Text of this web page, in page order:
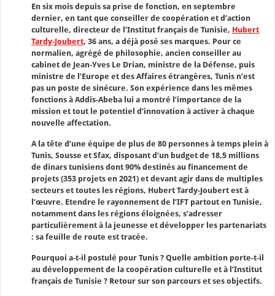
En six mois depuis sa prise de fonction, en septembre
dernier, en tant que conseiller de coopération et d’action
culturelle, directeur de l’Institut français de Tunisie, Hubert
Tardy-Joubert, 36 ans, a déjà posé ses marques. Pour ce
normalien, agrégé de philosophie, ancien conseiller au
cabinet de Jean-Yves Le Drian, ministre de la Défense, puis
ministre de l’Europe et des Affaires étrangères, Tunis n’est
pas un poste de sinécure. Son expérience dans les mêmes
fonctions à Addis-Abeba lui a montré l’importance de la
mission et tout le potentiel d’innovation à activer à chaque
nouvelle affectation.
A la tête d’une équipe de plus de 80 personnes à temps plein à
Tunis, Sousse et Sfax, disposant d’un budget de 18,5 millions
de dinars tunisiens dont 90% destinés au financement de
projets (353 projets en 2021) et devant agir dans de multiples
secteurs et toutes les régions, Hubert Tardy-Joubert est à
l’œuvre. Etendre le rayonnement de l’IFT partout en Tunisie,
notamment dans les régions éloignées, s’adresser
particulièrement à la jeunesse et développer les partenariats
: sa feuille de route est tracée.
Pourquoi a-t-il postulé pour Tunis ? Quelle ambition porte-t-il
au développement de la coopération culturelle et à l’Institut
français de Tunisie ? Retour sur son parcours et ses objectifs.